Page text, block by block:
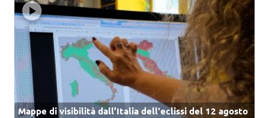
Mappe di visibilità dall’Italia dell'eclissi del 12 agosto